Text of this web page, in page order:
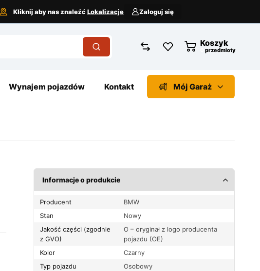
Kliknij aby nas znaleźćLokalizacje Zaloguj się
Koszyk
przedmioty
Wynajem pojazdów Kontakt Mój Garaż
Informacje o produkcie
Producent
BMW
Stan
Nowy
Jakość części (zgodnie
z GVO)
O – oryginał z logo producenta
pojazdu (OE)
Kolor
Czarny
Typ pojazdu
Osobowy